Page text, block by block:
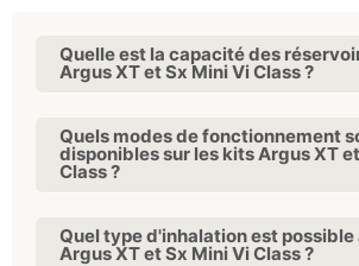
Quelle est la capacité des
Argus XT et Sx Mini Vi Class ?
Quels modes de fonctionnement
disponibles sur les kits Argus XT
Class ?
Quel type d'inhalation est
Argus XT et Sx Mini Vi Class ?